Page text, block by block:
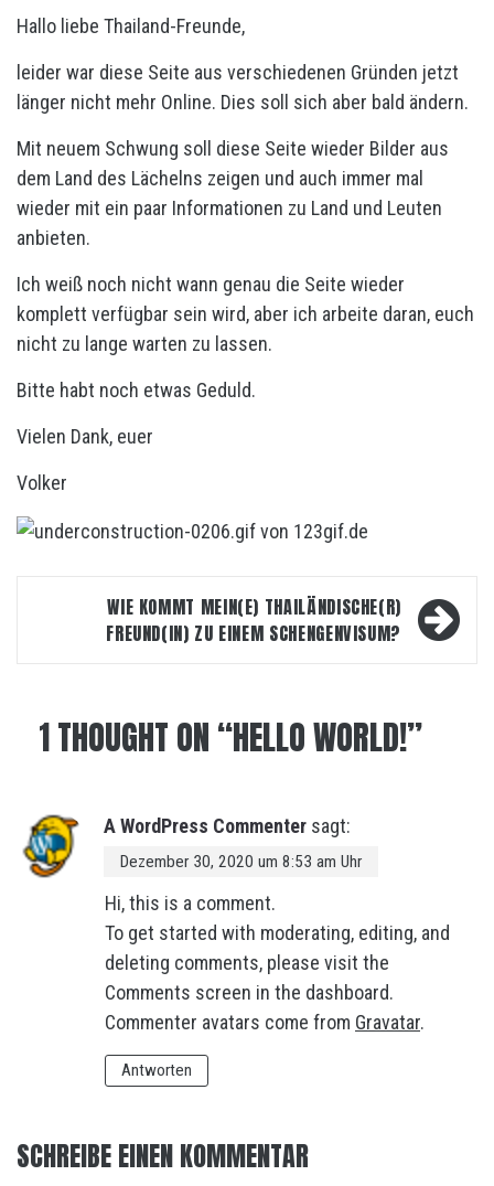
Hallo liebe Thailand-Freunde,
leider war diese Seite aus verschiedenen Gründen jetzt
länger nicht mehr Online. Dies soll sich aber bald ändern.
Mit neuem Schwung soll diese Seite wieder Bilder aus
dem Land des Lächelns zeigen und auch immer mal
wieder mit ein paar Informationen zu Land und Leuten
anbieten.
Ich weiß noch nicht wann genau die Seite wieder
komplett verfügbar sein wird, aber ich arbeite daran, euch
nicht zu lange warten zu lassen.
Bitte habt noch etwas Geduld.
Vielen Dank, euer
Volker
Beitrags-
Navigation
WIE KOMMT MEIN(E) THAILÄNDISCHE(R)
FREUND(IN) ZU EINEM SCHENGENVISUM?
1 THOUGHT ON “HELLO WORLD!”
A WordPress Commenter sagt:
Dezember 30, 2020 um 8:53 am Uhr
Hi, this is a comment.
To get started with moderating, editing, and
deleting comments, please visit the
Comments screen in the dashboard.
Commenter avatars come from Gravatar.
Antworten
SCHREIBE EINEN KOMMENTAR